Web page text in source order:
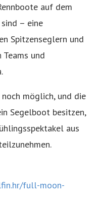
auf dem
– eine
Spitzenseglern und
und
möglich, und die
Segelboot besitzen,
aus
full-moon-